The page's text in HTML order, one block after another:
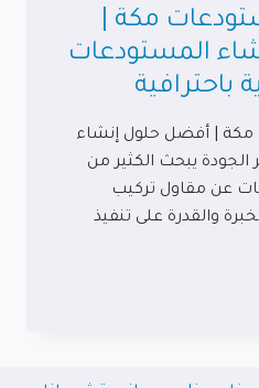
مكة |
المستودعات
باحترافية
| أفضل حلول إنشاء
الجودة يبحث الكثير من
عن مقاول تركيب
والقدرة على تنفيذ